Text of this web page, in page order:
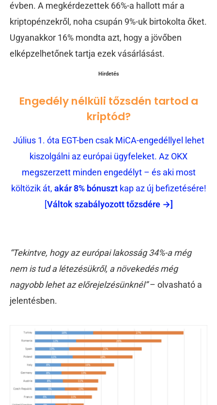
évben. A megkérdezettek 66%-a hallott már a
kriptopénzekről, noha csupán 9%-uk birtokolta őket.
Ugyanakkor 16% mondta azt, hogy a jövőben
elképzelhetőnek tartja ezek vásárlásást.
Hirdetés
Engedély nélküli tőzsdén tartod a
kriptód?
Július 1. óta EGT-ben csak MiCA-engedéllyel lehet
kiszolgálni az európai ügyfeleket. Az OKX
megszerzett minden engedélyt – és aki most
költözik át, akár 8% bónusztkap az új befizetésére!
[Váltok szabályozott tőzsdére →]
“Tekintve, hogy az európai lakosság 34%-a még
nem is tud a létezésükről, a növekedés még
nagyobb lehet az előrejelzésünknél”– olvasható a
jelentésben.